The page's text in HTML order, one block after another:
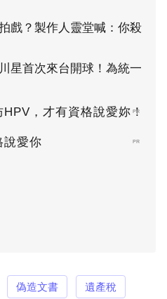
戲？製作人靈堂喊：你殺
星首次來台開球！為統一
，才有資格說愛妳！
PR
說愛你 PR
偽造文書 遺產稅